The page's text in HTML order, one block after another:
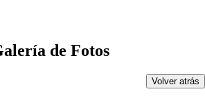
de Fotos
Volver atrás